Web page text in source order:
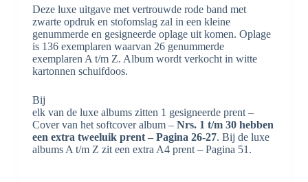
Deze luxe uitgave met vertrouwde rode band met
zwarte opdruk en stofomslag zal in een kleine
genummerde en gesigneerde oplage uit komen. Oplage
is 136 exemplaren waarvan 26 genummerde
exemplaren A t/m Z. Album wordt verkocht in witte
kartonnen schuifdoos.
Bij
elk van de luxe albums zitten 1 gesigneerde prent –
Cover van het softcover album – Nrs. 1 t/m 30 hebben
een extra tweeluik prent – Pagina 26-27. Bij de luxe
albums A t/m Z zit een extra A4 prent – Pagina 51.